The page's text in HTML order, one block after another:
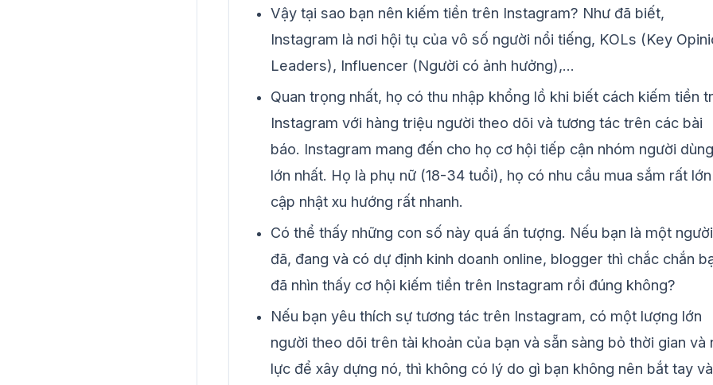
Vậy tại sao bạn nên kiếm tiền trên Instagram? Như đã biết,
Instagram là nơi hội tụ của vô số người nổi tiếng, KOLs (Key
Leaders), Influencer (Người có ảnh hưởng),…
Quan trọng nhất, họ có thu nhập khổng lồ khi biết cách kiếm tiền
Instagram với hàng triệu người theo dõi và tương tác trên các bài
báo. Instagram mang đến cho họ cơ hội tiếp cận nhóm người dùng
lớn nhất. Họ là phụ nữ (18-34 tuổi), họ có nhu cầu mua sắm rất
cập nhật xu hướng rất nhanh.
Có thể thấy những con số này quá ấn tượng. Nếu bạn là một người
đã, đang và có dự định kinh doanh online, blogger thì chắc chắn
đã nhìn thấy cơ hội kiếm tiền trên Instagram rồi đúng không?
Nếu bạn yêu thích sự tương tác trên Instagram, có một lượng lớn
người theo dõi trên tài khoản của bạn và sẵn sàng bỏ thời gian và
lực để xây dựng nó, thì không có lý do gì bạn không nên bắt tay